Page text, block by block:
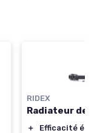
RIDEX
Radiateur de
＋
Efficacité